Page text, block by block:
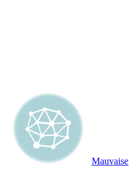
Mauvaise